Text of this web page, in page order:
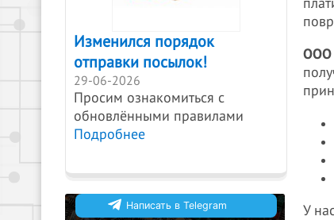
Изменился порядок
отправки посылок!
29-06-2026
Просим ознакомиться с
обновлёнными правилами
Подробнее
Написать в Telegram
ООО
У